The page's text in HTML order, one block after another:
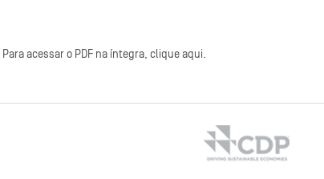
Para acessar o PDF na íntegra, clique aqui.